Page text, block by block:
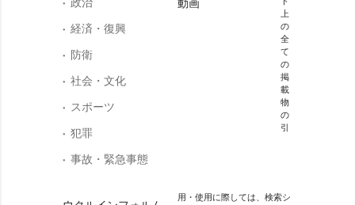
経済・復興
防衛
社会・文化
スポーツ
犯罪
事故・緊急事態
動画
上
の
全
て
の
掲
載
物
の
引
用・使用に際しては、検索シ